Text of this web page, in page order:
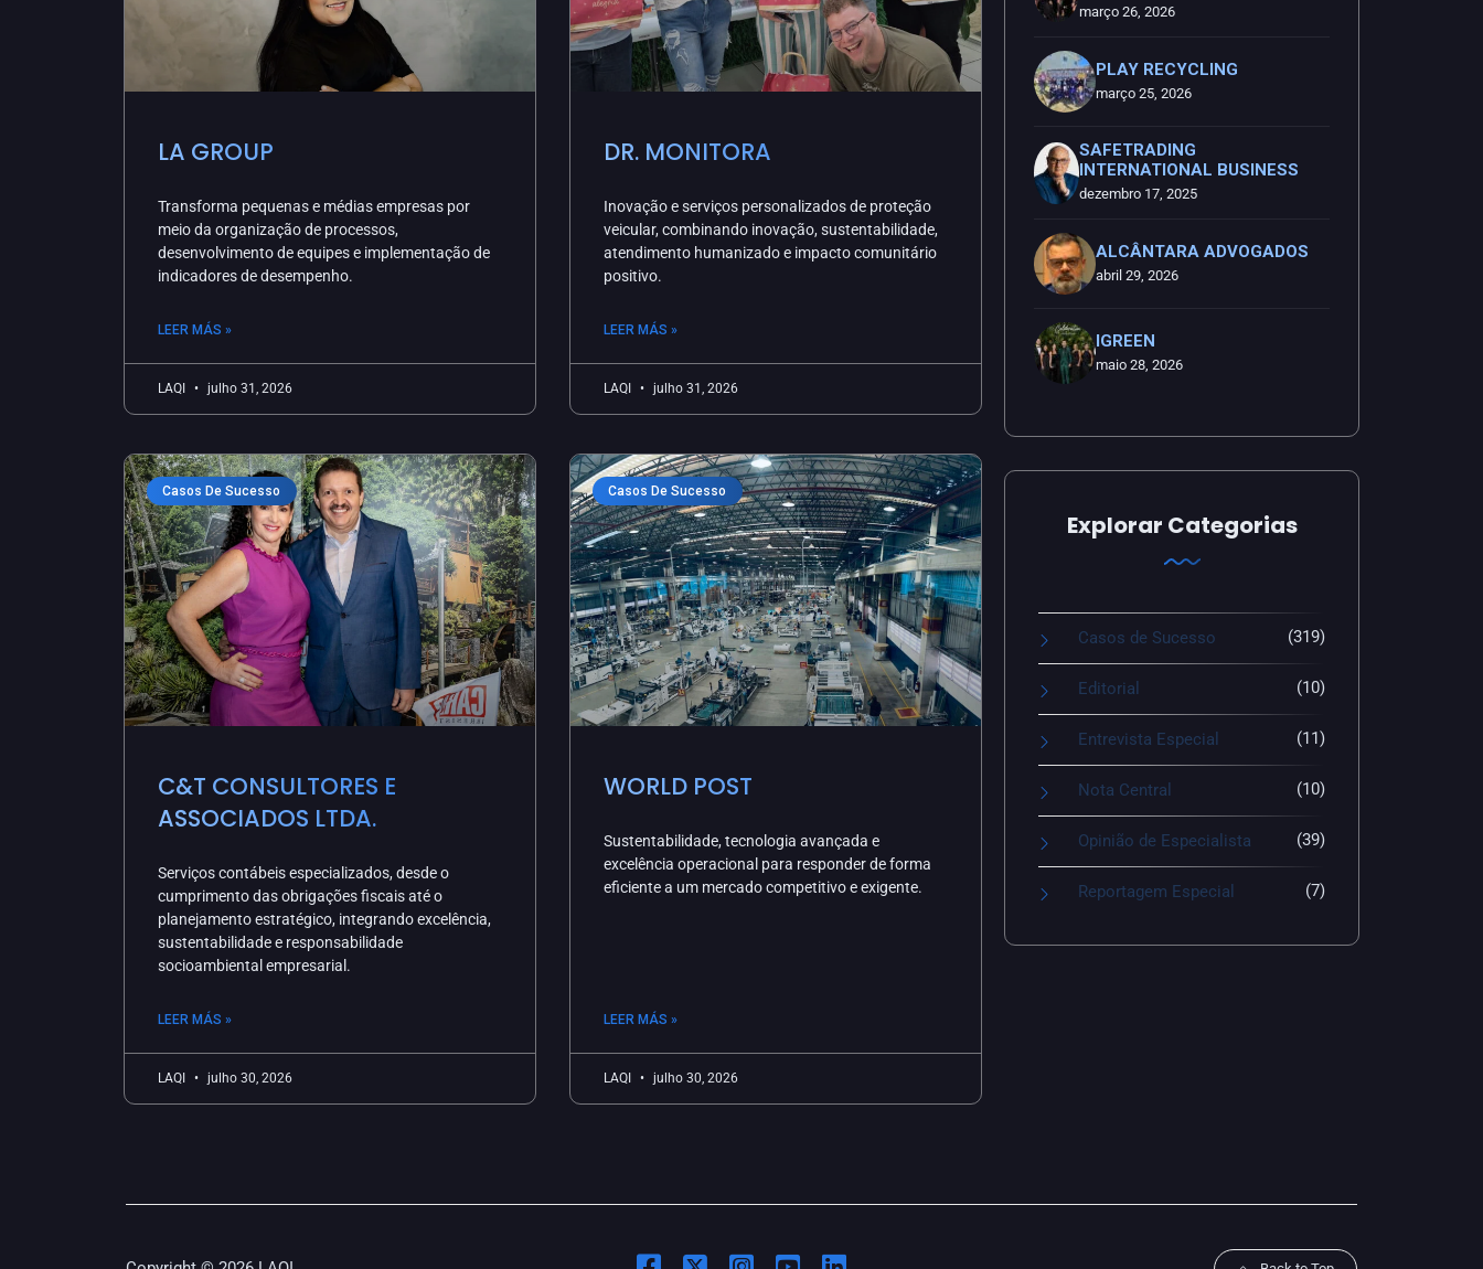
LA GROUP
Transforma pequenas e médias empresas por
meio da organização de processos,
desenvolvimento de equipes e implementação de
indicadores de desempenho.
LEER MÁS »
LAQI julho 31, 2026
DR. MONITORA
Inovação e serviços personalizados de proteção
veicular, combinando inovação, sustentabilidade,
atendimento humanizado e impacto comunitário
positivo.
LEER MÁS »
LAQI julho 31, 2026
Casos De Sucesso
C&T CONSULTORES E
ASSOCIADOS LTDA.
Serviços contábeis especializados, desde o
cumprimento das obrigações fiscais até o
planejamento estratégico, integrando excelência,
sustentabilidade e responsabilidade
socioambiental empresarial.
LEER MÁS »
LAQI julho 30, 2026
Casos De Sucesso
WORLD POST
Sustentabilidade, tecnologia avançada e
excelência operacional para responder de forma
eficiente a um mercado competitivo e exigente.
LEER MÁS »
LAQI julho 30, 2026
março 26, 2026
PLAY RECYCLING
março 25, 2026
SAFETRADING
INTERNATIONAL BUSINESS
dezembro 17, 2025
ALCÂNTARA ADVOGADOS
abril 29, 2026
IGREEN
maio 28, 2026
Explorar Categorias
Casos de Sucesso (319)
Editorial (10)
Entrevista Especial (11)
Nota Central (10)
Opinião de Especialista (39)
Reportagem Especial (7)